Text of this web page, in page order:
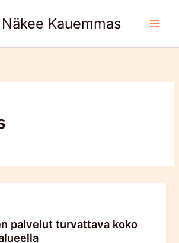
Kauemmas
palvelut turvattava koko